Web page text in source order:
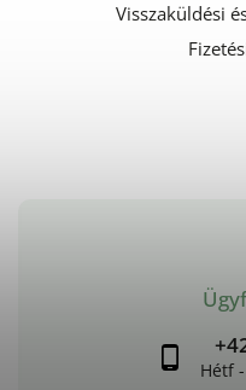
Visszaküldési